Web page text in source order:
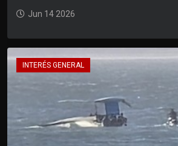
Jun 14 2026
INTERÉS GENERAL